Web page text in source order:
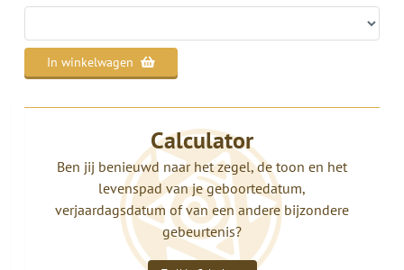
In winkelwagen
Calculator
Ben jij benieuwd naar het zegel, de toon en het
levenspad van je geboortedatum,
verjaardagsdatum of van een andere bijzondere
gebeurtenis?